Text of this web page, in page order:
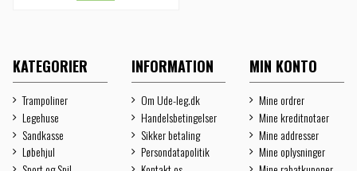
KATEGORIER
Trampoliner
Legehuse
Sandkasse
Løbehjul
INFORMATION
Om Ude-leg.dk
Handelsbetingelser
Sikker betaling
Persondatapolitik
MIN KONTO
Mine ordrer
Mine kreditnotaer
Mine addresser
Mine oplysninger